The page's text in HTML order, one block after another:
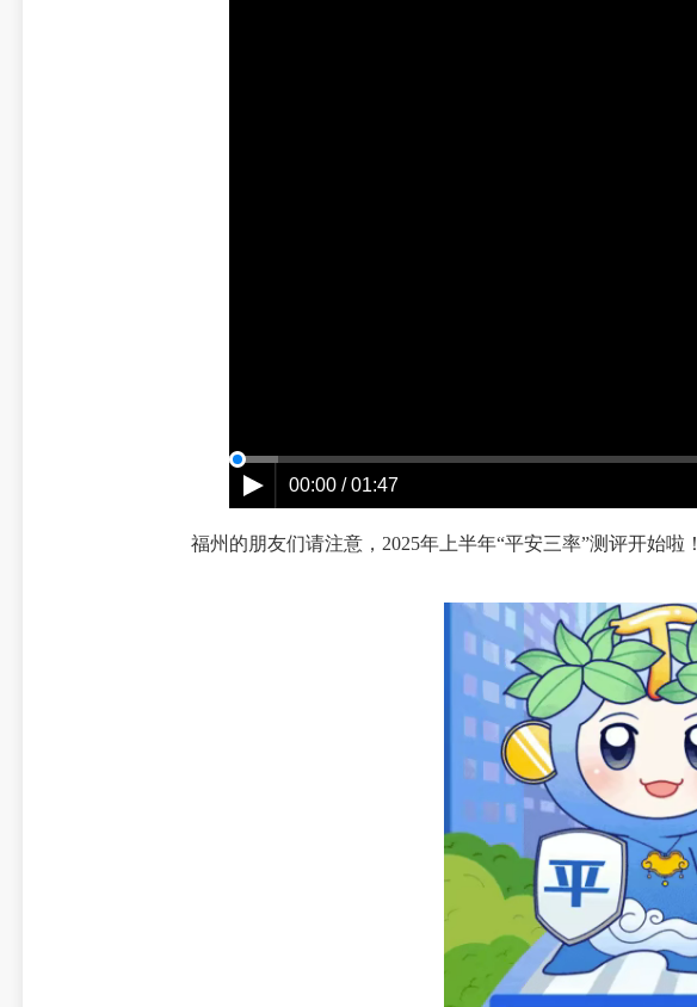
00:00 / 01:47
福州的朋友们请注意，2025年上半年“平安三率”测评开始啦！